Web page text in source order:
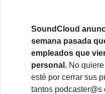
SoundCloud
semana pasada
empleados que
personal. No
esté por cerrar sus
tantos